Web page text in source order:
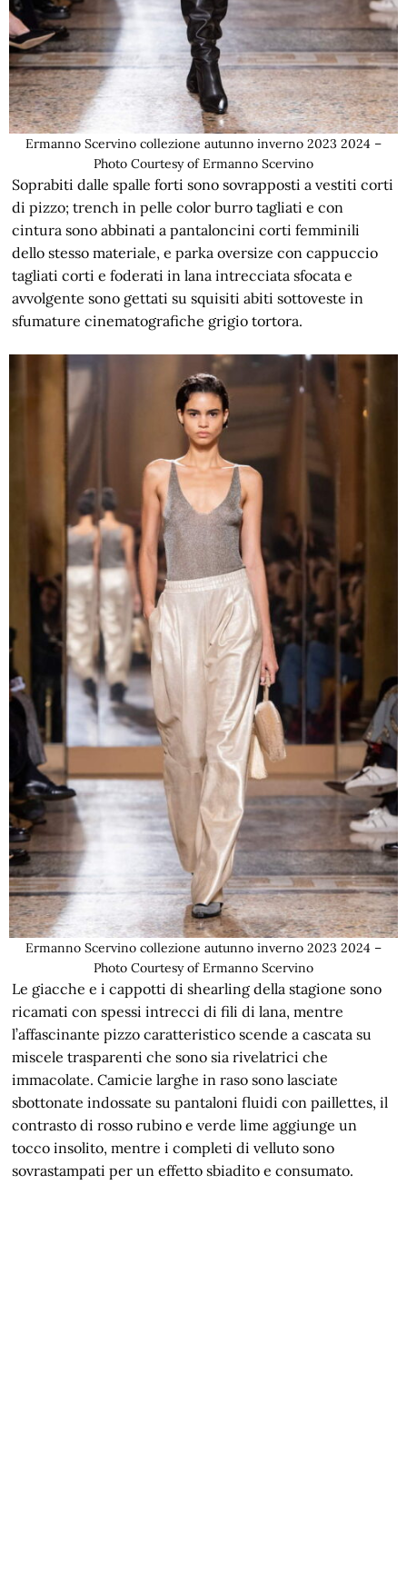
Ermanno Scervino collezione autunno inverno 2023 2024 –
Photo Courtesy of Ermanno Scervino
Soprabiti dalle spalle forti sono sovrapposti a vestiti corti
di pizzo; trench in pelle color burro tagliati e con
cintura sono abbinati a pantaloncini corti femminili
dello stesso materiale, e parka oversize con cappuccio
tagliati corti e foderati in lana intrecciata sfocata e
avvolgente sono gettati su squisiti abiti sottoveste in
sfumature cinematografiche grigio tortora.
Ermanno Scervino collezione autunno inverno 2023 2024 –
Photo Courtesy of Ermanno Scervino
Le giacche e i cappotti di shearling della stagione sono
ricamati con spessi intrecci di fili di lana, mentre
l’affascinante pizzo caratteristico scende a cascata su
miscele trasparenti che sono sia rivelatrici che
immacolate. Camicie larghe in raso sono lasciate
sbottonate indossate su pantaloni fluidi con paillettes, il
contrasto di rosso rubino e verde lime aggiunge un
tocco insolito, mentre i completi di velluto sono
sovrastampati per un effetto sbiadito e consumato.